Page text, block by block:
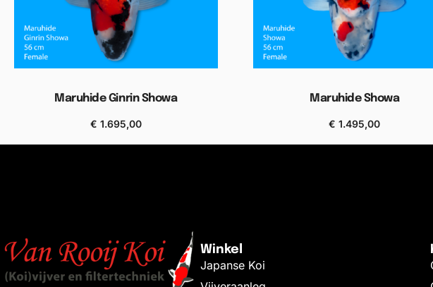
Maruhide Ginrin Showa
€ 1.695,00
Maruhide Showa
€ 1.495,00
Winkel
Japanse Koi